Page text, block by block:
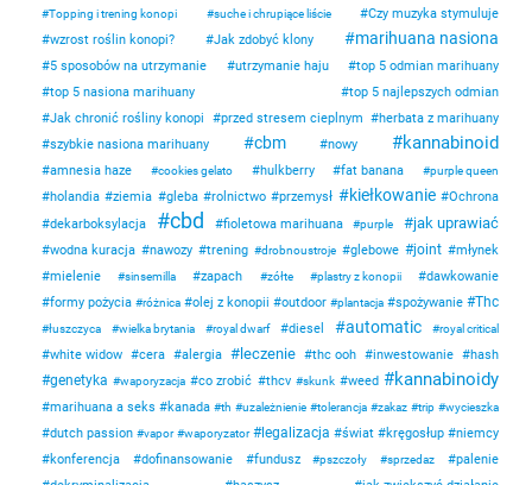
Topping i trening konopi suche i chrupiące liście
Czy muzyka stymuluje
wzrost roślin konopi?
Jak zdobyć klony marihuana nasiona
5 sposobów na utrzymanie utrzymanie haju
top 5 odmian marihuany
top 5 nasiona marihuany
top 5 najlepszych odmian
Jak chronić rośliny konopi
przed stresem cieplnym
herbata z marihuany
szybkie nasiona marihuany
cbm nowy kannabinoid
amnesia haze cookies gelato hulkberry fat banana purple queen
holandia ziemia gleba rolnictwo przemysł kiełkowanie
Ochrona
dekarboksylacja
cbd fioletowa marihuana purple jak uprawiać
wodna kuracja nawozy trening drobnoustroje glebowe joint
młynek
mielenie
sinsemilla zapach zółte plastry z konopii
dawkowanie
formy pożycia
różnica olej z konopii outdoor plantacja spożywanie Thc
łuszczyca wielka brytania royal dwarf diesel automatic royal critical
white widow cera alergia leczenie thc ooh inwestowanie hash
genetyka waporyzacja co zrobić thcv skunk weed kannabinoidy
marihuana a seks kanada th uzależnienie tolerancja zakaz trip wycieszka
dutch passion vapor waporyzator legalizacja świat kręgosłup
niemcy
konferencja
dofinansowanie fundusz pszczoły sprzedaz
palenie